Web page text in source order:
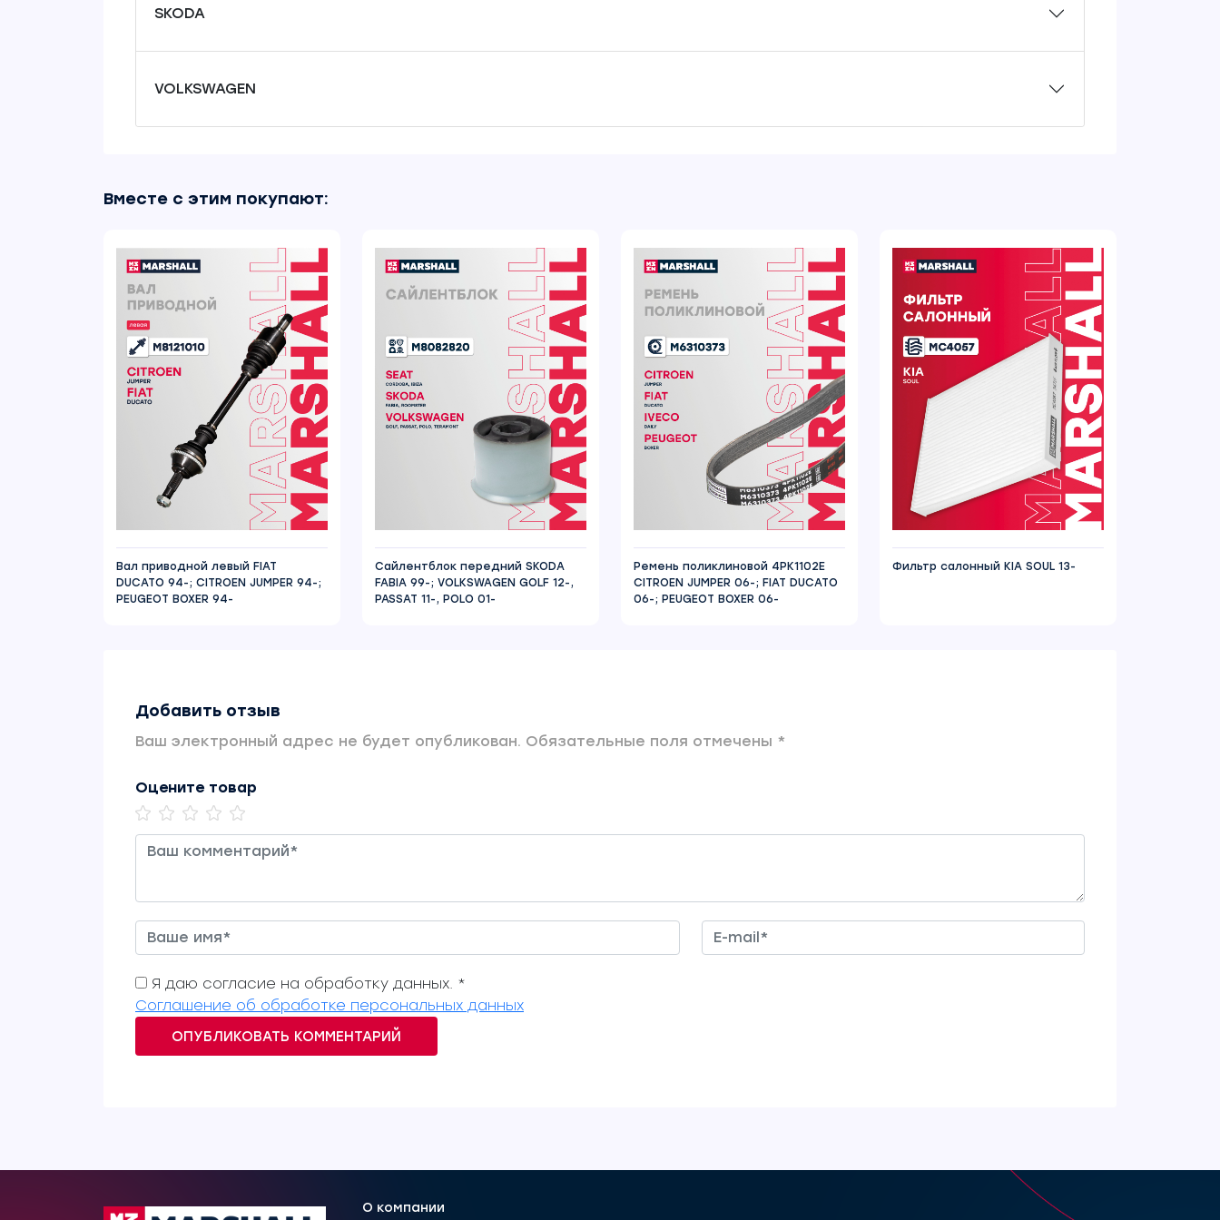
SKODA
VOLKSWAGEN
Вместе с этим покупают:
Вал приводной левый FIAT
DUCATO 94-; CITROEN JUMPER 94-;
PEUGEOT BOXER 94-
Сайлентблок передний SKODA
FABIA 99-; VOLKSWAGEN GOLF 12-,
PASSAT 11-, POLO 01-
Ремень поликлиновой 4PK1102E
CITROEN JUMPER 06-; FIAT DUCATO
06-; PEUGEOT BOXER 06-
Фильтр салонный KIA SOUL 13-
Добавить отзыв
Ваш электронный адрес не будет опубликован. Обязательные поля отмечены *
Оцените товар
Я даю согласие на обработку данных. *
Соглашение об обработке персональных данных
ОПУБЛИКОВАТЬ КОММЕНТАРИЙ
О компании